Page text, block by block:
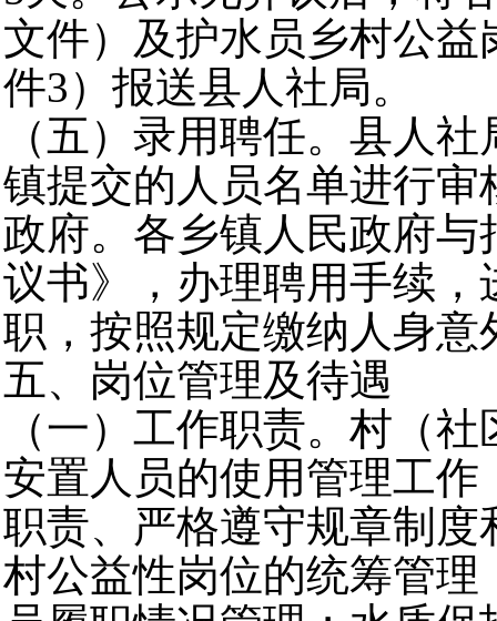
文件）及护水员乡村公
件3）报送县人社局。
（五）录用聘任。县人
镇提交的人员名单进行
政府。各乡镇人民政府
议书》，办理聘用手续
职，按照规定缴纳人身意
五、岗位管理及待遇
（一）工作职责。村（
安置人员的使用管理工
职责、严格遵守规章制
村公益性岗位的统筹管